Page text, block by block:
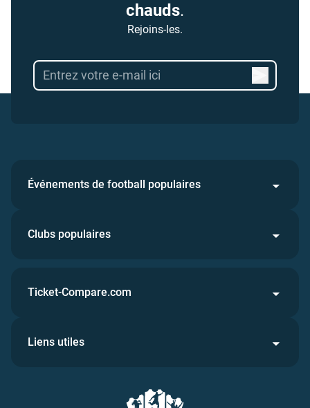
chauds.
Rejoins-les.
Événements de football populaires
Clubs populaires
Ticket-Compare.com
Liens utiles